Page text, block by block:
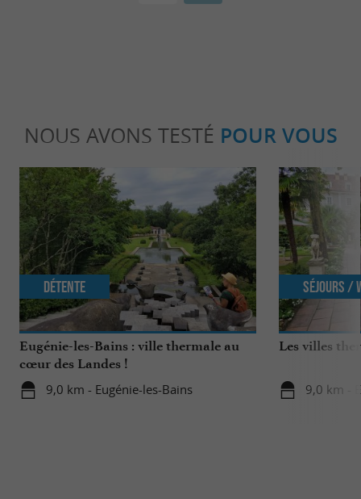
NOUS AVONS TESTÉ POUR VOUS
Eugénie-les-Bains : ville thermale au
cœur des Landes !
9,0 km - Eugénie-les-Bains
Détente
Les villes
9,0 km -
Séjours /